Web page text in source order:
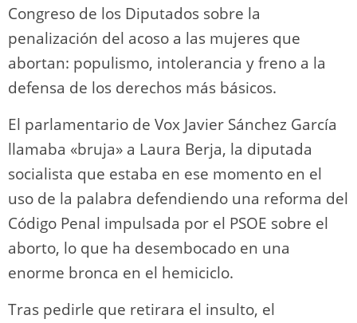
Congreso de los Diputados sobre la
penalización del acoso a las mujeres que
abortan: populismo, intolerancia y freno a la
defensa de los derechos más básicos.
El parlamentario de Vox Javier Sánchez García
llamaba «bruja» a Laura Berja, la diputada
socialista que estaba en ese momento en el
uso de la palabra defendiendo una reforma del
Código Penal impulsada por el PSOE sobre el
aborto, lo que ha desembocado en una
enorme bronca en el hemiciclo.
Tras pedirle que retirara el insulto, el